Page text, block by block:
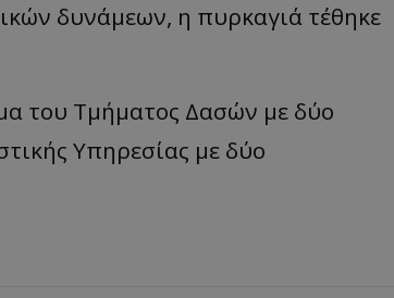
δυνάμεων, η πυρκαγιά τέθηκε
του Τμήματος Δασών με δύο
Υπηρεσίας με δύο